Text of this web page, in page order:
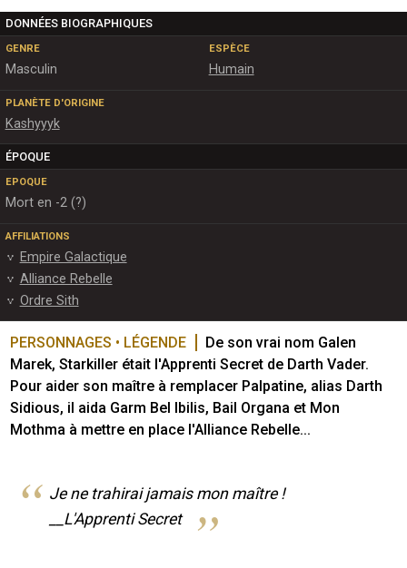
DONNÉES BIOGRAPHIQUES
GENRE
Masculin
ESPÈCE
Humain
PLANÈTE D'ORIGINE
Kashyyyk
ÉPOQUE
EPOQUE
Mort en -2 (?)
AFFILIATIONS
Empire Galactique
Alliance Rebelle
Ordre Sith
PERSONNAGES • LÉGENDE
De son vrai nom Galen
Marek, Starkiller était l'Apprenti Secret de Darth Vader.
Pour aider son maître à remplacer Palpatine, alias Darth
Sidious, il aida Garm Bel Ibilis, Bail Organa et Mon
Mothma à mettre en place l'Alliance Rebelle...
Je ne trahirai jamais mon maître !
__L'Apprenti Secret